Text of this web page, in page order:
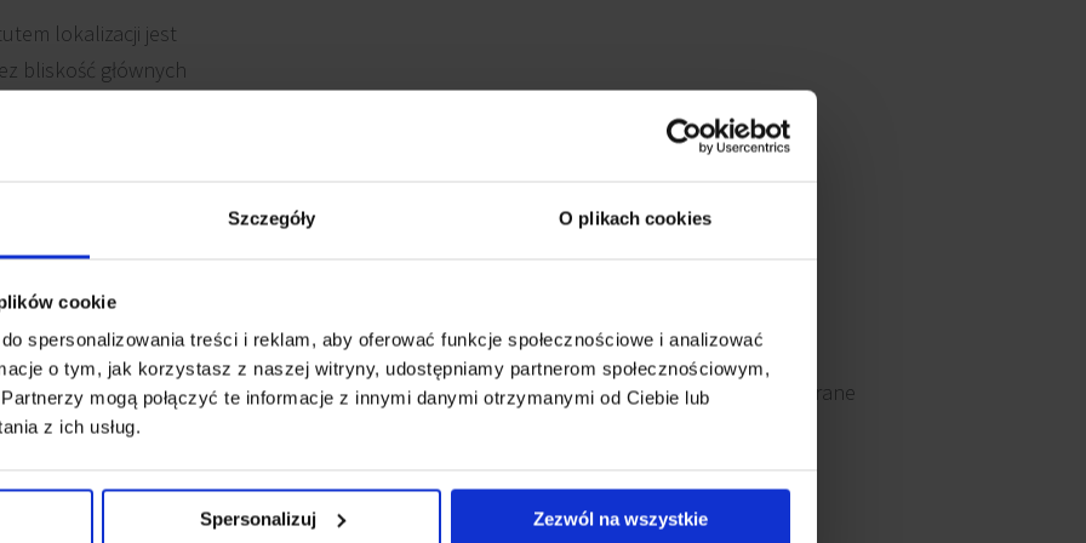
Szczegóły O plikach cookies
cookie
spersonalizowania treści i reklam, aby oferować funkcje społecznościowe i analizować
o tym, jak korzystasz z naszej witryny, udostępniamy partnerom społecznościowym,
mogą połączyć te informacje z innymi danymi otrzymanymi od Ciebie lub
z ich usług.
Spersonalizuj Zezwól na wszystkie
lokalizacji jest
bliskość głównych
Głównego.
komputerowe
elektryczne Ścianki działowe Okna otwierane